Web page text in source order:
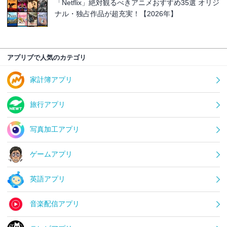
「Netflix」絶対観るべきアニメおすすめ35選 オリジ
ナル・独占作品が超充実！【2026年】
アプリブで人気のカテゴリ
家計簿アプリ
旅行アプリ
写真加工アプリ
ゲームアプリ
英語アプリ
音楽配信アプリ